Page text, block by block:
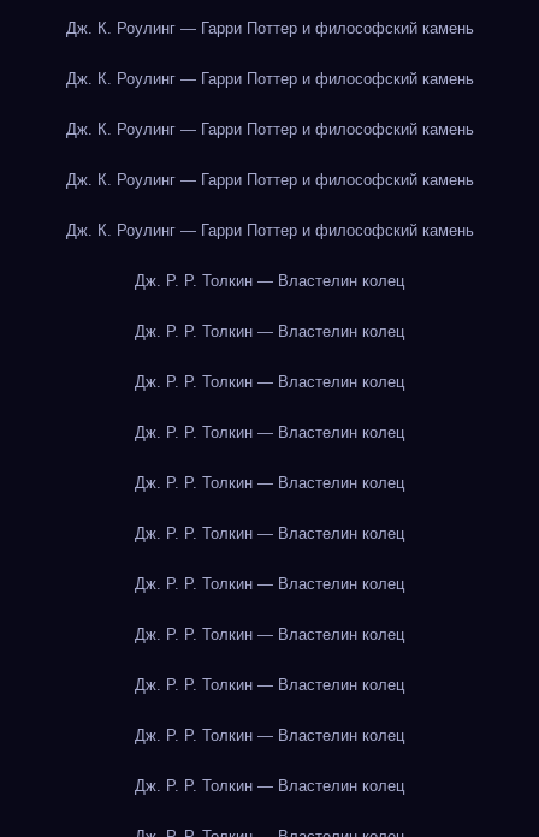
Дж. К. Роулинг — Гарри Поттер и философский камень
Дж. К. Роулинг — Гарри Поттер и философский камень
Дж. К. Роулинг — Гарри Поттер и философский камень
Дж. К. Роулинг — Гарри Поттер и философский камень
Дж. К. Роулинг — Гарри Поттер и философский камень
Дж. Р. Р. Толкин — Властелин колец
Дж. Р. Р. Толкин — Властелин колец
Дж. Р. Р. Толкин — Властелин колец
Дж. Р. Р. Толкин — Властелин колец
Дж. Р. Р. Толкин — Властелин колец
Дж. Р. Р. Толкин — Властелин колец
Дж. Р. Р. Толкин — Властелин колец
Дж. Р. Р. Толкин — Властелин колец
Дж. Р. Р. Толкин — Властелин колец
Дж. Р. Р. Толкин — Властелин колец
Дж. Р. Р. Толкин — Властелин колец